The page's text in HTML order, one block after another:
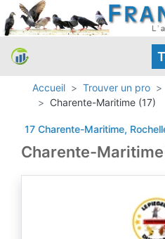
T
Accueil Trouver un pro
Charente-Maritime (17)
17 Charente-Maritime, Rochelle,
Charente-